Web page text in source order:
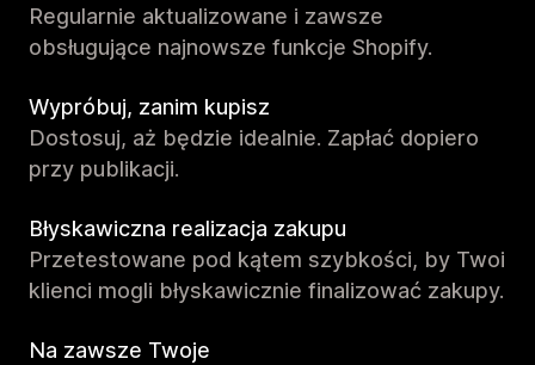
Regularnie aktualizowane i zawsze
obsługujące najnowsze funkcje Shopify.
Wypróbuj, zanim kupisz
Dostosuj, aż będzie idealnie. Zapłać dopiero
przy publikacji.
Błyskawiczna realizacja zakupu
Przetestowane pod kątem szybkości, by Twoi
klienci mogli błyskawicznie finalizować zakupy.
Na zawsze Twoje